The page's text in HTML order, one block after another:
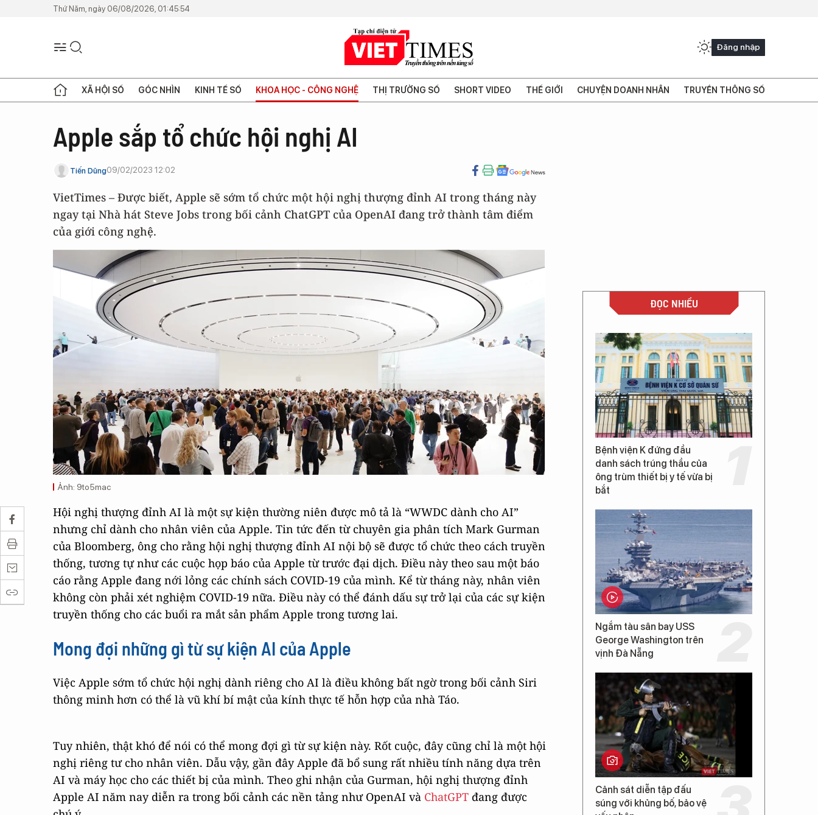
Thứ Năm, ngày 06/08/2026, 01:45:54
Đăng nhập
XÃ HỘI SỐ GÓC NHÌN KINH TẾ SỐ KHOA HỌC - CÔNG NGHỆ THỊ TRƯỜNG SỐ SHORT VIDEO THẾ GIỚI CHUYỆN DOANH NHÂN TRUYỀN THÔNG SỐ
Apple sắp tổ chức hội nghị AI
Tiến Dũng09/02/2023 12:02
VietTimes – Được biết, Apple sẽ sớm tổ chức một hội nghị thượng đỉnh AI trong tháng này
ngay tại Nhà hát Steve Jobs trong bối cảnh ChatGPT của OpenAI đang trở thành tâm điểm
của giới công nghệ.
Ảnh: 9to5mac
Hội nghị thượng đỉnh AI là một sự kiện thường niên được mô tả là “WWDC dành cho AI”
nhưng chỉ dành cho nhân viên của Apple. Tin tức đến từ chuyên gia phân tích Mark Gurman
của Bloomberg, ông cho rằng hội nghị thượng đỉnh AI nội bộ sẽ được tổ chức theo cách truyền
thống, tương tự như các cuộc họp báo của Apple từ trước đại dịch. Điều này theo sau một báo
cáo rằng Apple đang nới lỏng các chính sách COVID-19 của mình. Kể từ tháng này, nhân viên
không còn phải xét nghiệm COVID-19 nữa. Điều này có thể đánh dấu sự trở lại của các sự kiện
truyền thống cho các buổi ra mắt sản phẩm Apple trong tương lai.
Mong đợi những gì từ sự kiện AI của Apple
Việc Apple sớm tổ chức hội nghị dành riêng cho AI là điều không bất ngờ trong bối cảnh Siri
thông minh hơn có thể là vũ khí bí mật của kính thực tế hỗn hợp của nhà Táo.
Tuy nhiên, thật khó để nói có thể mong đợi gì từ sự kiện này. Rốt cuộc, đây cũng chỉ là một hội
nghị riêng tư cho nhân viên. Dẫu vậy, gần đây Apple đã bổ sung rất nhiều tính năng dựa trên
AI và máy học cho các thiết bị của mình. Theo ghi nhận của Gurman, hội nghị thượng đỉnh
Apple AI năm nay diễn ra trong bối cảnh các nền tảng như OpenAI và ChatGPT đang được
ĐỌC NHIỀU
Bệnh viện K đứng đầu
danh sách trúng thầu của
ông trùm thiết bị y tế vừa bị
bắt
Ngắm tàu sân bay USS
George Washington trên
vịnh Đà Nẵng
Cảnh sát diễn tập đấu
súng với khủng bố, bảo vệ